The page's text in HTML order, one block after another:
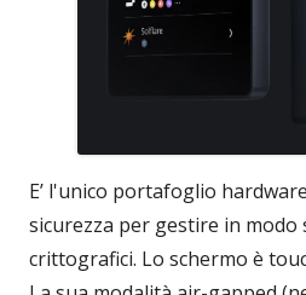
E’ l'unico portafoglio
sicurezza per gestire in modo
crittografici. Lo schermo è